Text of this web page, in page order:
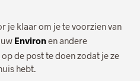
je klaar om je te voorzien van
Environen andere
de post te doen zodat je ze
hebt.